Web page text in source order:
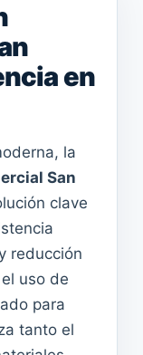
en
la
San
clave
reducción
uso de
para
tanto el